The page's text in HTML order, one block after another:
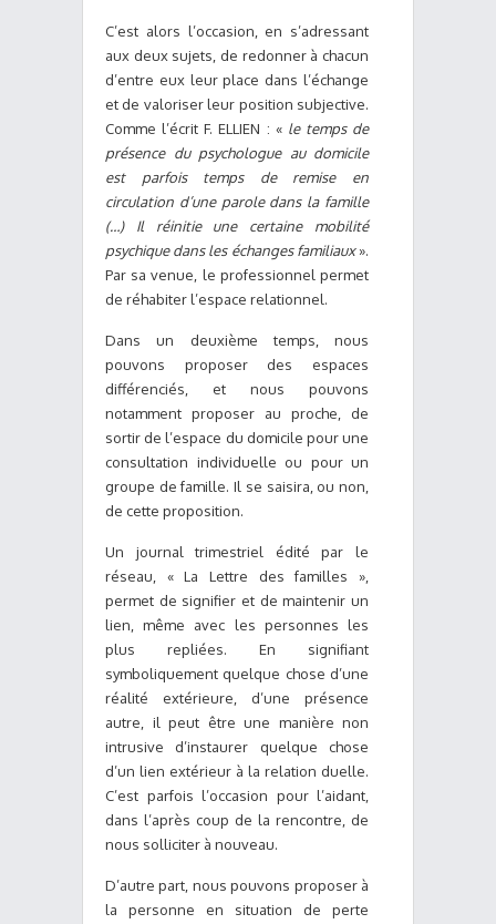
C’est alors l’occasion, en s’adressant
aux deux sujets, de redonner à chacun
d’entre eux leur place dans l’échange
et de valoriser leur position subjective.
Comme l’écrit F. ELLIEN : « le temps de
présence du psychologue au domicile
est parfois temps de remise en
circulation d’une parole dans la famille
(…) Il réinitie une certaine mobilité
psychique dans les échanges familiaux».
Par sa venue, le professionnel permet
de réhabiter l’espace relationnel.
Dans un deuxième temps, nous
pouvons proposer des espaces
différenciés, et nous pouvons
notamment proposer au proche, de
sortir de l’espace du domicile pour une
consultation individuelle ou pour un
groupe de famille. Il se saisira, ou non,
de cette proposition.
Un journal trimestriel édité par le
réseau, « La Lettre des familles »,
permet de signifier et de maintenir un
lien, même avec les personnes les
plus repliées. En signifiant
symboliquement quelque chose d’une
réalité extérieure, d’une présence
autre, il peut être une manière non
intrusive d’instaurer quelque chose
d’un lien extérieur à la relation duelle.
C’est parfois l’occasion pour l’aidant,
dans l’après coup de la rencontre, de
nous solliciter à nouveau.
D’autre part, nous pouvons proposer à
la personne en situation de perte